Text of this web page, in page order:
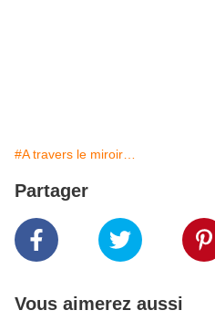
#A travers le miroir…
Partager
Vous aimerez aussi